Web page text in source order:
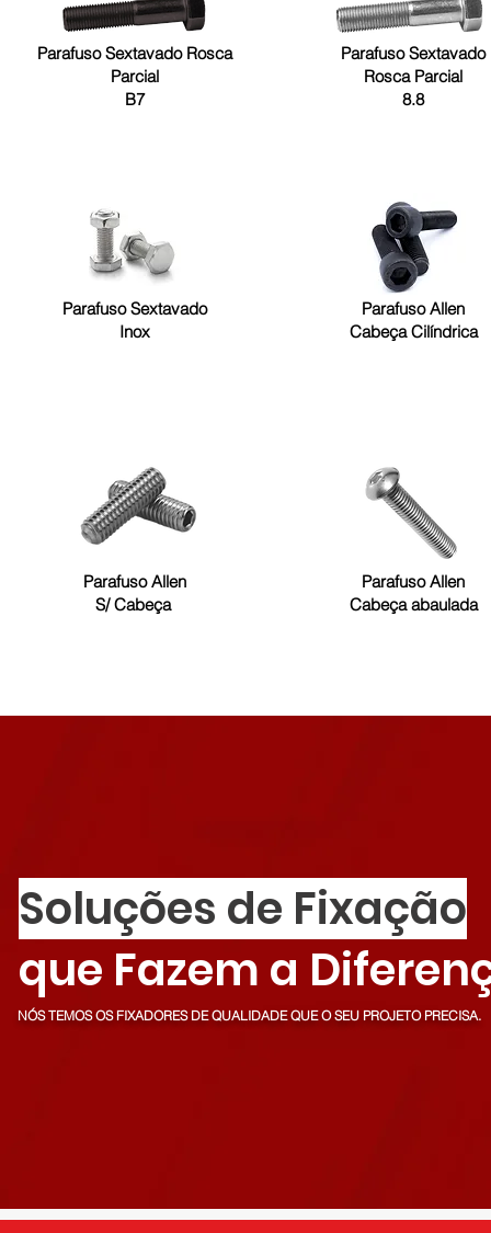
Parafuso Sextavado Rosca
Parcial
B7
Parafuso Sextavado
Inox
Parafuso Sextavado
Rosca Parcial
8.8
Parafuso Allen
Cabeça Cilíndrica
Parafuso Allen
S/ Cabeça
Parafuso Allen
Cabeça abaulada
Soluções de Fixação
que Fazem a
NÓS TEMOS OS FIXADORES DE QUALIDADE QUE O SEU PROJETO PRECISA.